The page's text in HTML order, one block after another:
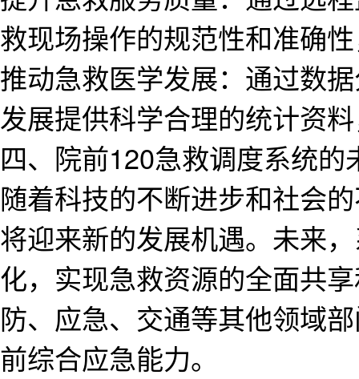
救现场操作的规范性和准确
推动急救医学发展：通过数
发展提供科学合理的统计资
四、院前120急救调度系统的
随着科技的不断进步和社会
将迎来新的发展机遇。未来
化，实现急救资源的全面共
防、应急、交通等其他领域
前综合应急能力。